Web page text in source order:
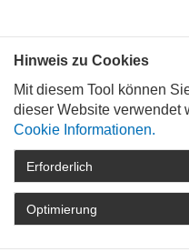
STARTSEITE
Hinweis zu Cookies
Mit diesem Tool können
dieser Website verwendet
Cookie Informationen.
Erforderlich
Optimierung